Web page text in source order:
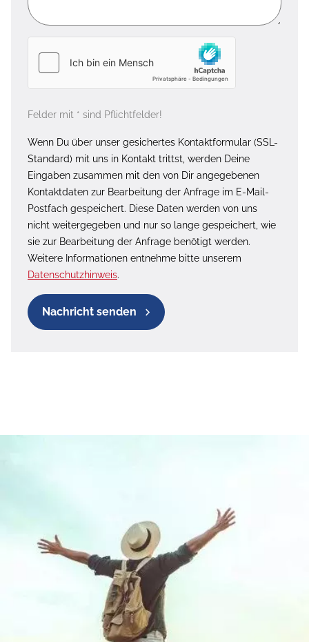
Felder mit * sind Pflichtfelder!
Wenn Du über unser gesichertes Kontaktformular (SSL-
Standard) mit uns in Kontakt trittst, werden Deine
Eingaben zusammen mit den von Dir angegebenen
Kontaktdaten zur Bearbeitung der Anfrage im E-Mail-
Postfach gespeichert. Diese Daten werden von uns
nicht weitergegeben und nur so lange gespeichert, wie
sie zur Bearbeitung der Anfrage benötigt werden.
Weitere Informationen entnehme bitte unserem
Datenschutzhinweis.
Nachricht senden